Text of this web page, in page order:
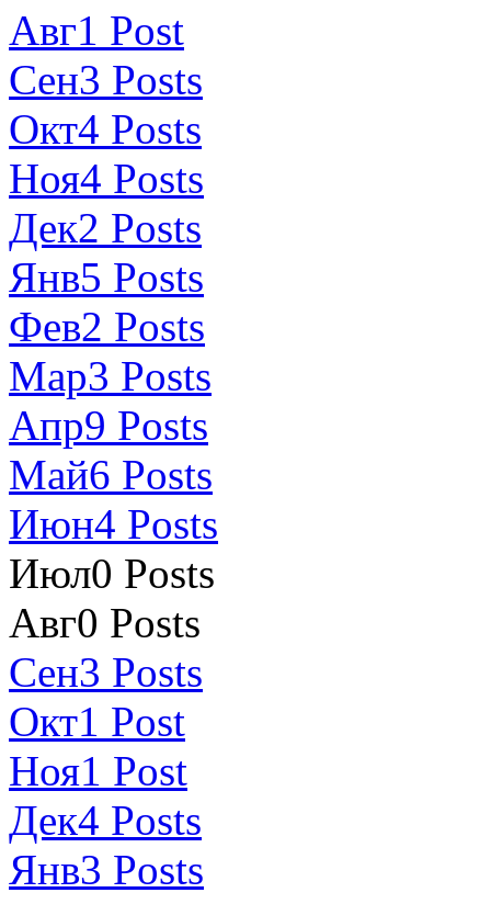
Авг1 Post
Сен3 Posts
Окт4 Posts
Ноя4 Posts
Дек2 Posts
Янв5 Posts
Фев2 Posts
Мар3 Posts
Апр9 Posts
Май6 Posts
Июн4 Posts
Июл0 Posts
Авг0 Posts
Сен3 Posts
Окт1 Post
Ноя1 Post
Дек4 Posts
Янв3 Posts